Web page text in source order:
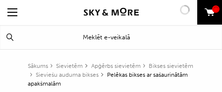
0
Sākums Sievietēm Apģērbs sievietēm
Bikses sievietēm
Sieviešu auduma bikses
Pelēkas bikses ar sašaurinātām
apakšmalām